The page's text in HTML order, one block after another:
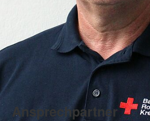
Ansprechpartner